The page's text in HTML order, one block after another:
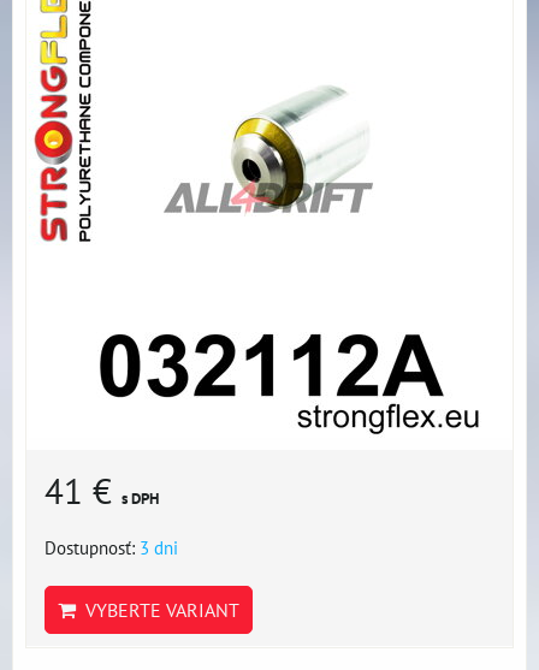
41 € s DPH
Dostupnosť: 3 dni
VYBERTE VARIANT